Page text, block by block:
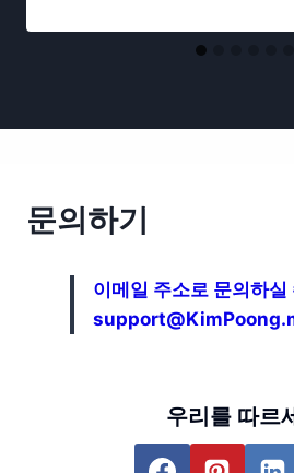
문의하기
이메일 주소로 문의하실
우리를 따르